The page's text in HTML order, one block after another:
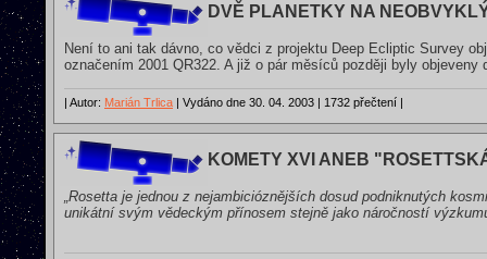
DVĚ PLANETKY NA
Není to ani tak dávno, co vědci z projektu Deep Ecliptic Survey
označením 2001 QR322. A již o pár měsíců později byly
| Autor: Marián Trlica | Vydáno dne 30. 04. 2003 | 1732 přečtení |
KOMETY XVI ANEB
„Rosetta je jednou z nejambicióznějších dosud podniknutých
unikátní svým vědeckým přínosem stejně jako náročností